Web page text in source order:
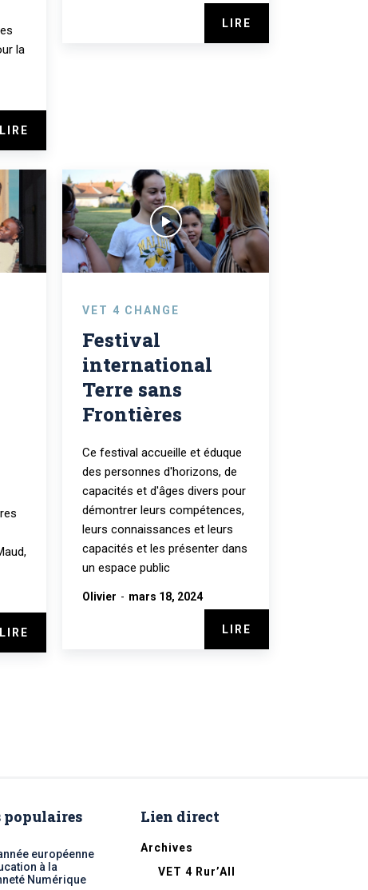
la
LIRE
LIRE
LIRE
VET 4 CHANGE
Festival
international
Terre sans
Frontières
Ce festival accueille et éduque
des personnes d'horizons, de
capacités et d'âges divers pour
démontrer leurs compétences,
leurs connaissances et leurs
capacités et les présenter dans
un espace public
Olivier - mars 18, 2024
LIRE
populaires
européenne
à la
Numérique
Lien direct
Archives
VET 4 Rur’All